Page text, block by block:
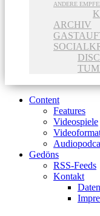
ANDERE
ARCHIV
Content
Features
Videospiele
Gedöns
RSS-Feeds
Kontakt